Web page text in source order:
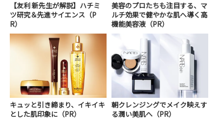
【友利 新先生が解説】ハチミ
ツ研究＆先進サイエンス（P
R）
美容のプロたちも注目する、マ
ルチ効果で健やかな肌へ導く高
機能美容液（PR）
キュッと引き締まり、イキイキ
とした肌印象に（PR）
朝クレンジングでメイク映えす
る潤い美肌へ（PR）